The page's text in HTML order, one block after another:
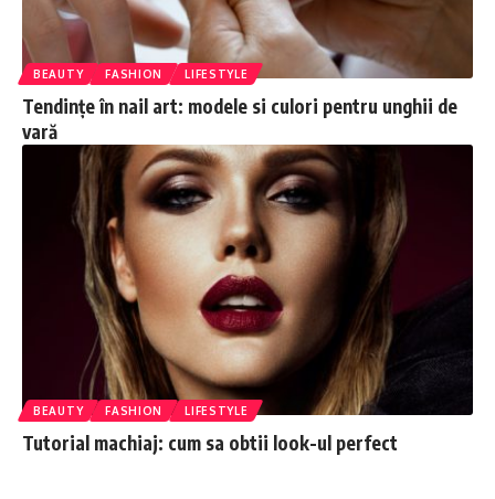
BEAUTY FASHION LIFESTYLE
Tendințe în nail art: modele si culori pentru unghii de
vară
BEAUTY FASHION LIFESTYLE
Tutorial machiaj: cum sa obtii look-ul perfect